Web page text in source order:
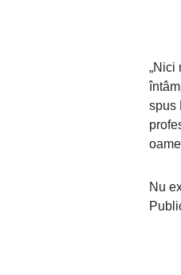
„Nici
spus
Nu